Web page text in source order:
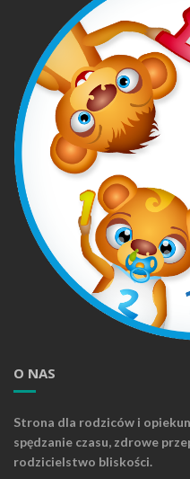
O NAS
Strona dla rodziców i
spędzanie czasu, zdrowe
rodzicielstwo bliskości.